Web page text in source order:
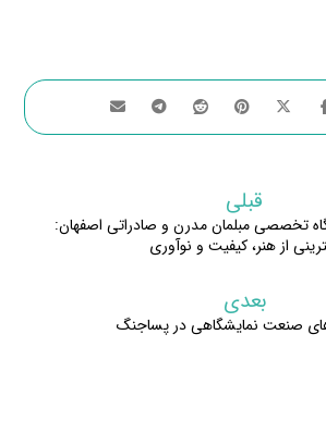
قبلی
تخصصی مبلمان مدرن و صادراتی اصفهان:
از هنر، کیفیت و نوآوری
بعدی
صنعت نمایشگاهی در پساجنگ